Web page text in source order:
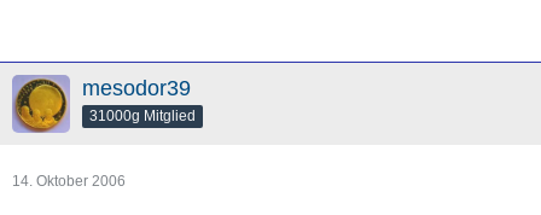
mesodor39
31000g Mitglied
14. Oktober 2006